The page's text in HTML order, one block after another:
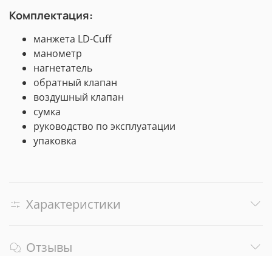
Комплектация:
манжета LD-Cuff
манометр
нагнетатель
обратный клапан
воздушный клапан
сумка
руководство по эксплуатации
упаковка
Характеристики
Отзывы